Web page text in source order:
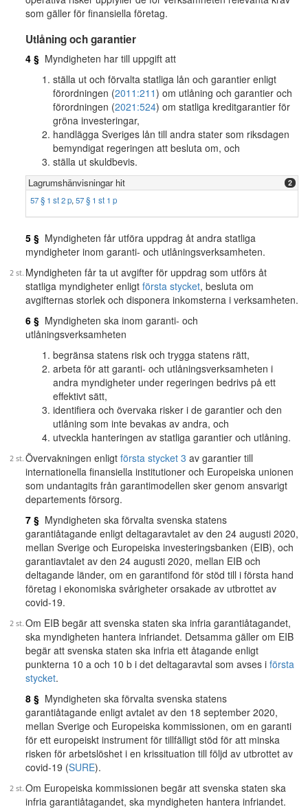
som gäller för finansiella företag.
Utlåning och garantier
4 § Myndigheten har till uppgift att
ställa ut och förvalta statliga lån och garantier enligt
förordningen (2011:211) om utlåning och garantier och
förordningen (2021:524) om statliga kreditgarantier för
gröna investeringar,
handlägga Sveriges lån till andra stater som riksdagen
bemyndigat regeringen att besluta om, och
ställa ut skuldbevis.
Lagrumshänvisningar hit 2
57 § 1 st 2 p, 57 § 1 st 1 p
5 § Myndigheten får utföra uppdrag åt andra statliga
myndigheter inom garanti- och utlåningsverksamheten.
Myndigheten får ta ut avgifter för uppdrag som utförs åt
statliga myndigheter enligt första stycket, besluta om
avgifternas storlek och disponera inkomsterna i verksamheten.
6 § Myndigheten ska inom garanti- och
utlåningsverksamheten
begränsa statens risk och trygga statens rätt,
arbeta för att garanti- och utlåningsverksamheten i
andra myndigheter under regeringen bedrivs på ett
effektivt sätt,
identifiera och övervaka risker i de garantier och den
utlåning som inte bevakas av andra, och
utveckla hanteringen av statliga garantier och utlåning.
Övervakningen enligt första stycket 3 av garantier till
internationella finansiella institutioner och Europeiska unionen
som undantagits från garantimodellen sker genom ansvarigt
departements försorg.
7 § Myndigheten ska förvalta svenska statens
garantiåtagande enligt deltagaravtalet av den 24 augusti 2020,
mellan Sverige och Europeiska investeringsbanken (EIB), och
garantiavtalet av den 24 augusti 2020, mellan EIB och
deltagande länder, om en garantifond för stöd till i första hand
företag i ekonomiska svårigheter orsakade av utbrottet av
covid-19.
Om EIB begär att svenska staten ska infria garantiåtagandet,
ska myndigheten hantera infriandet. Detsamma gäller om EIB
begär att svenska staten ska infria ett åtagande enligt
punkterna 10 a och 10 b i det deltagaravtal som avses i första
stycket.
8 § Myndigheten ska förvalta svenska statens
garantiåtagande enligt avtalet av den 18 september 2020,
mellan Sverige och Europeiska kommissionen, om en garanti
för ett europeiskt instrument för tillfälligt stöd för att minska
risken för arbetslöshet i en krissituation till följd av utbrottet av
covid-19 (SURE).
Om Europeiska kommissionen begär att svenska staten ska
infria garantiåtagandet, ska myndigheten hantera infriandet.